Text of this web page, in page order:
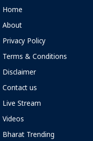
Home
About
Privacy Policy
Terms & Conditions
Disclaimer
Contact us
Live Stream
Videos
Bharat Trending